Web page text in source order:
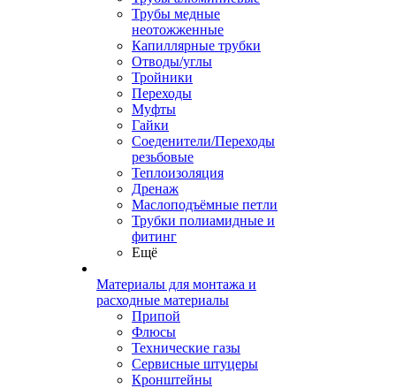
Трубы медные
неотожженные
Капиллярные трубки
Отводы/углы
Тройники
Переходы
Муфты
Гайки
Соеденители/Переходы
резьбовые
Теплоизоляция
Дренаж
Маслоподъёмные петли
Трубки полиамидные и
фитинг
Ещё
Материалы для монтажа и
расходные материалы
Припой
Флюсы
Технические газы
Сервисные штуцеры
Кронштейны